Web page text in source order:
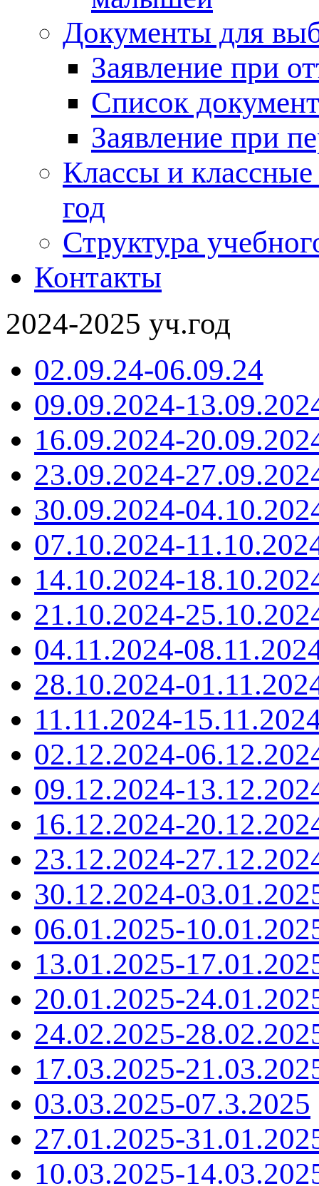
Документы для
Заявление при
Список
Заявление при
Классы и
год
Структура
Контакты
2024-2025 уч.год
02.09.24-06.09.24
09.09.2024-
16.09.2024-
23.09.2024-
30.09.2024-
07.10.2024-
14.10.2024-
21.10.2024-
04.11.2024-
28.10.2024-
11.11.2024-
02.12.2024-
09.12.2024-
16.12.2024-
23.12.2024-
30.12.2024-
06.01.2025-
13.01.2025-
20.01.2025-
24.02.2025-
17.03.2025-
03.03.2025-07.3.2025
27.01.2025-
10.03.2025-